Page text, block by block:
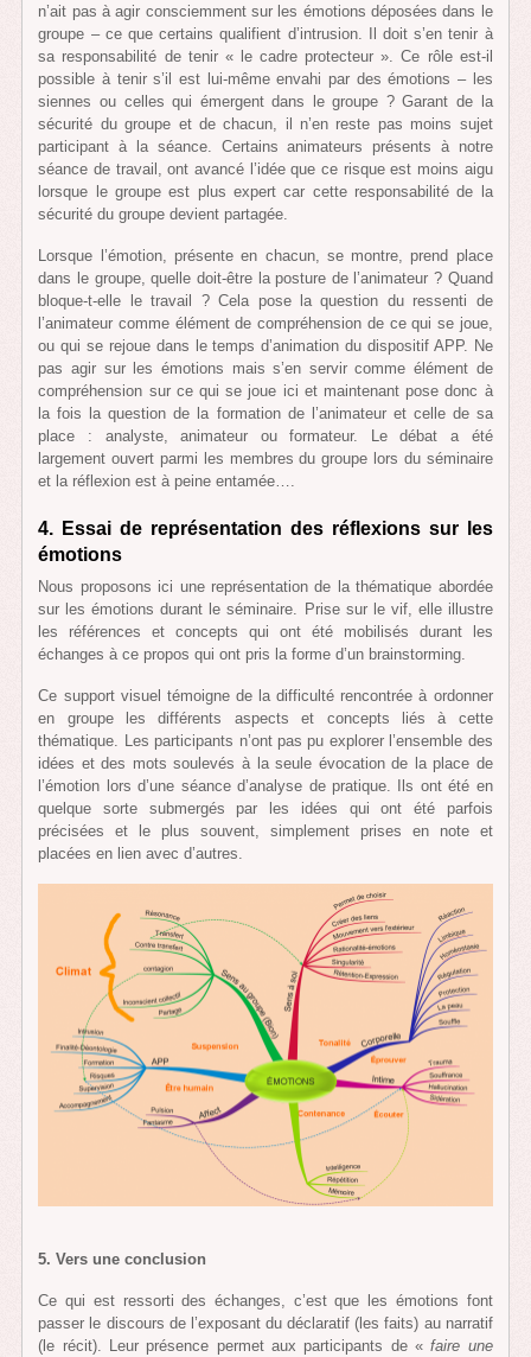
n’ait pas à agir consciemment sur les émotions déposées dans le
groupe – ce que certains qualifient d’intrusion. Il doit s’en tenir à
sa responsabilité de tenir « le cadre protecteur ». Ce rôle est-il
possible à tenir s’il est lui-même envahi par des émotions – les
siennes ou celles qui émergent dans le groupe ? Garant de la
sécurité du groupe et de chacun, il n’en reste pas moins sujet
participant à la séance. Certains animateurs présents à notre
séance de travail, ont avancé l’idée que ce risque est moins aigu
lorsque le groupe est plus expert car cette responsabilité de la
sécurité du groupe devient partagée.
Lorsque l’émotion, présente en chacun, se montre, prend place
dans le groupe, quelle doit-être la posture de l’animateur ? Quand
bloque-t-elle le travail ? Cela pose la question du ressenti de
l’animateur comme élément de compréhension de ce qui se joue,
ou qui se rejoue dans le temps d’animation du dispositif APP. Ne
pas agir sur les émotions mais s’en servir comme élément de
compréhension sur ce qui se joue ici et maintenant pose donc à
la fois la question de la formation de l’animateur et celle de sa
place : analyste, animateur ou formateur. Le débat a été
largement ouvert parmi les membres du groupe lors du séminaire
et la réflexion est à peine entamée….
4. Essai de représentation des réflexions sur les
émotions
Nous proposons ici une représentation de la thématique abordée
sur les émotions durant le séminaire. Prise sur le vif, elle illustre
les références et concepts qui ont été mobilisés durant les
échanges à ce propos qui ont pris la forme d’un brainstorming.
Ce support visuel témoigne de la difficulté rencontrée à ordonner
en groupe les différents aspects et concepts liés à cette
thématique. Les participants n’ont pas pu explorer l’ensemble des
idées et des mots soulevés à la seule évocation de la place de
l’émotion lors d’une séance d’analyse de pratique. Ils ont été en
quelque sorte submergés par les idées qui ont été parfois
précisées et le plus souvent, simplement prises en note et
placées en lien avec d’autres.
5. Vers une conclusion
Ce qui est ressorti des échanges, c’est que les émotions font
passer le discours de l’exposant du déclaratif (les faits) au narratif
(le récit). Leur présence permet aux participants de «faire une